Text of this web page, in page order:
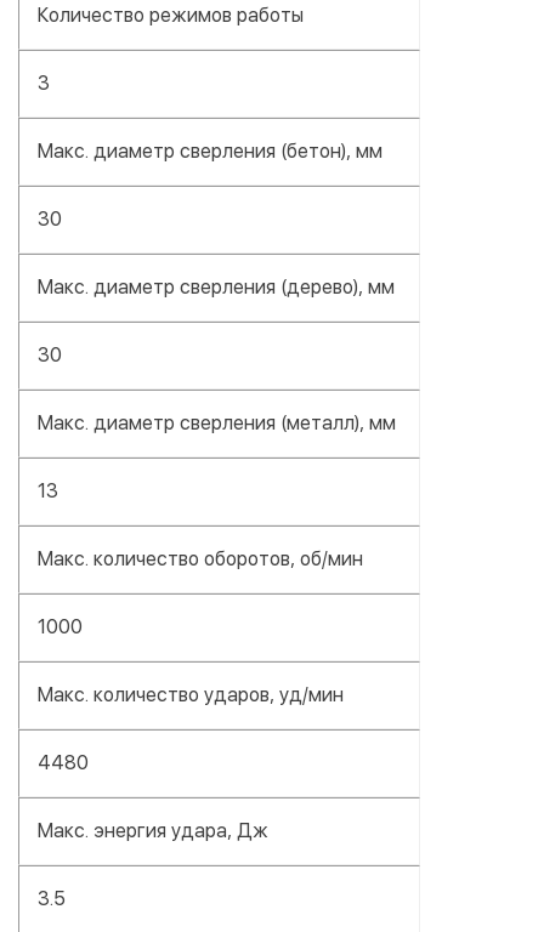
Количество режимов работы
3
Макс. диаметр сверления (бетон), мм
30
Макс. диаметр сверления (дерево), мм
30
Макс. диаметр сверления (металл), мм
13
Макс. количество оборотов, об/мин
1000
Макс. количество ударов, уд/мин
4480
Макс. энергия удара, Дж
3.5